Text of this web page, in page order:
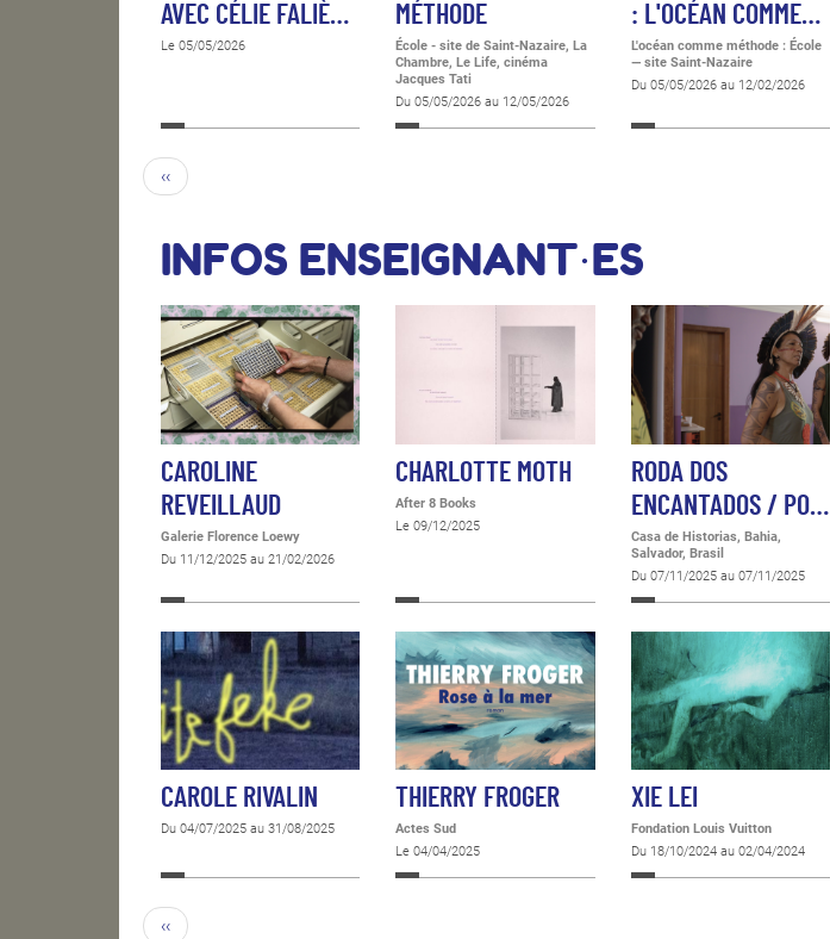
AVEC CÉLIE FALIÈ…
Le 05/05/2026
MÉTHODE
École - site de Saint-Nazaire, La
Chambre, Le Life, cinéma
Jacques Tati
Du 05/05/2026 au 12/05/2026
: L'OCÉAN COMME…
L'océan comme méthode : École
— site Saint-Nazaire
Du 05/05/2026 au 12/02/2026
‹‹
INFOS ENSEIGNANT·ES
CAROLINE
REVEILLAUD
Galerie Florence Loewy
Du 11/12/2025 au 21/02/2026
CHARLOTTE MOTH
After 8 Books
Le 09/12/2025
RODA DOS
ENCANTADOS / PO…
Casa de Historias, Bahia,
Salvador, Brasil
Du 07/11/2025 au 07/11/2025
CAROLE RIVALIN
Du 04/07/2025 au 31/08/2025
THIERRY FROGER
Actes Sud
Le 04/04/2025
XIE LEI
Fondation Louis Vuitton
Du 18/10/2024 au 02/04/2024
‹‹